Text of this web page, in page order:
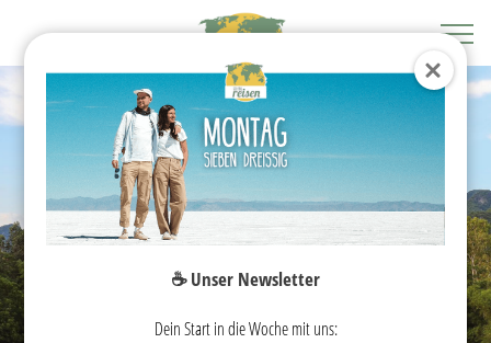
VIETNAM
REISEGUIDE
☕️ Unser Newsletter
Dein Start in die Woche mit uns: